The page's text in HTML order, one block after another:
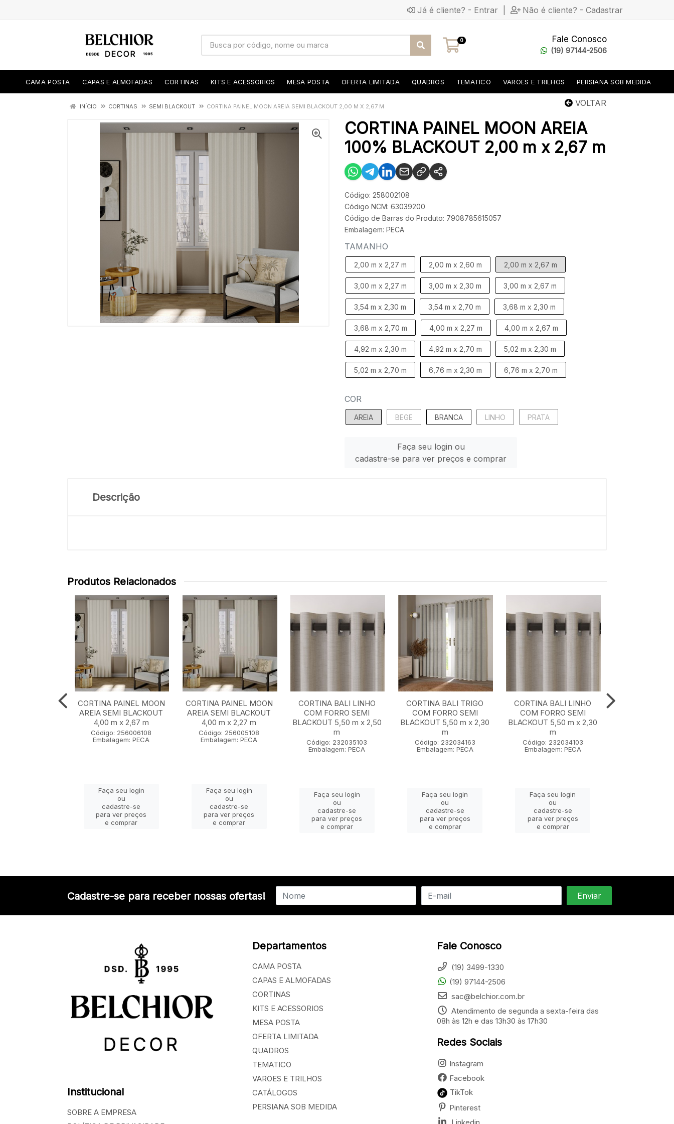
Já é cliente? - Entrar Não é cliente? - Cadastrar
0 Fale Conosco
(19) 97144-2506
CAMA POSTA CAPAS E ALMOFADAS CORTINAS KITS E ACESSORIOS MESA POSTA OFERTA LIMITADA QUADROS TEMATICO VAROES E TRILHOS PERSIANA SOB MEDIDA
VOLTAR
INÍCIO CORTINAS SEMI BLACKOUT CORTINA PAINEL MOON AREIA SEMI BLACKOUT 2,00 M X 2,67 M
CORTINA PAINEL MOON AREIA
100% BLACKOUT 2,00 m x 2,67 m
Código: 258002108
Código NCM: 63039200
Código de Barras do Produto: 7908785615057
Embalagem: PECA
TAMANHO
2,00 m x 2,27 m 2,00 m x 2,60 m 2,00 m x 2,67 m
3,00 m x 2,27 m 3,00 m x 2,30 m 3,00 m x 2,67 m
3,54 m x 2,30 m 3,54 m x 2,70 m 3,68 m x 2,30 m
3,68 m x 2,70 m 4,00 m x 2,27 m 4,00 m x 2,67 m
4,92 m x 2,30 m 4,92 m x 2,70 m 5,02 m x 2,30 m
5,02 m x 2,70 m 6,76 m x 2,30 m 6,76 m x 2,70 m
COR
AREIA BEGE BRANCA LINHO PRATA
Faça seu login ou
cadastre-se para ver preços e comprar
Descrição
Produtos Relacionados
CORTINA PAINEL MOON
AREIA SEMI BLACKOUT
4,00 m x 2,67 m
Código: 256006108
Embalagem: PECA
Faça seu login
ou
cadastre-se
para ver preços
e comprar
CORTINA PAINEL MOON
AREIA SEMI BLACKOUT
4,00 m x 2,27 m
Código: 256005108
Embalagem: PECA
Faça seu login
ou
cadastre-se
para ver preços
e comprar
CORTINA BALI LINHO
COM FORRO SEMI
BLACKOUT 5,50 m x 2,50
m
Código: 232035103
Embalagem: PECA
Faça seu login
ou
cadastre-se
para ver preços
e comprar
CORTINA BALI TRIGO
COM FORRO SEMI
BLACKOUT 5,50 m x 2,30
m
Código: 232034163
Embalagem: PECA
Faça seu login
ou
cadastre-se
para ver preços
e comprar
CORTINA BALI LINHO
COM FORRO SEMI
BLACKOUT 5,50 m x 2,30
m
Código: 232034103
Embalagem: PECA
Faça seu login
ou
cadastre-se
para ver preços
e comprar
Cadastre-se para receber nossas ofertas!
Institucional
SOBRE A EMPRESA
Departamentos
CAMA POSTA
CAPAS E ALMOFADAS
CORTINAS
KITS E ACESSORIOS
MESA POSTA
OFERTA LIMITADA
QUADROS
TEMATICO
VAROES E TRILHOS
CATÁLOGOS
PERSIANA SOB MEDIDA
Fale Conosco
(19) 3499-1330
(19) 97144-2506
sac@belchior.com.br
Atendimento de segunda a sexta-feira das
08h às 12h e das 13h30 às 17h30
Redes Sociais
Instagram
Facebook
TikTok
Pinterest